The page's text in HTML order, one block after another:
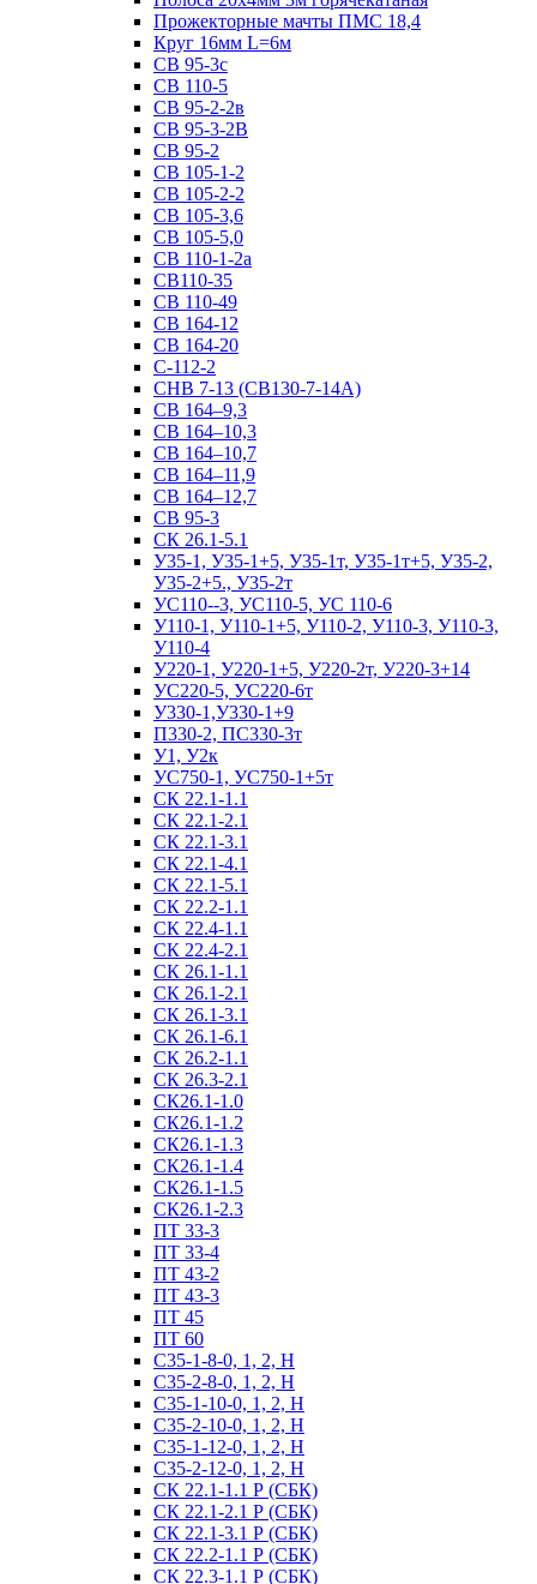
Прожекторные мачты ПМС 18,4
Круг 16мм L=6м
СВ 95-3с
СВ 110-5
СВ 95-2-2в
СВ 95-3-2В
СВ 95-2
СВ 105-1-2
СВ 105-2-2
СВ 105-3,6
СВ 105-5,0
СВ 110-1-2а
СВ110-35
СВ 110-49
СВ 164-12
СВ 164-20
С-112-2
СНВ 7-13 (СВ130-7-14А)
СВ 164–9,3
СВ 164–10,3
СВ 164–10,7
СВ 164–11,9
СВ 164–12,7
СВ 95-3
СК 26.1-5.1
У35-1, У35-1+5, У35-1т, У35-1т+5, У35-2,
У35-2+5., У35-2т
УС110--3, УС110-5, УС 110-6
У110-1, У110-1+5, У110-2, У110-3, У110-3,
У110-4
У220-1, У220-1+5, У220-2т, У220-3+14
УС220-5, УС220-6т
У330-1,У330-1+9
П330-2, ПС330-3т
У1, У2к
УС750-1, УС750-1+5т
СК 22.1-1.1
СК 22.1-2.1
СК 22.1-3.1
СК 22.1-4.1
СК 22.1-5.1
СК 22.2-1.1
СК 22.4-1.1
СК 22.4-2.1
СК 26.1-1.1
СК 26.1-2.1
СК 26.1-3.1
СК 26.1-6.1
СК 26.2-1.1
СК 26.3-2.1
СК26.1-1.0
СК26.1-1.2
СК26.1-1.3
СК26.1-1.4
СК26.1-1.5
СК26.1-2.3
ПТ 33-3
ПТ 33-4
ПТ 43-2
ПТ 43-3
ПТ 45
ПТ 60
С35-1-8-0, 1, 2, Н
С35-2-8-0, 1, 2, Н
С35-1-10-0, 1, 2, Н
С35-2-10-0, 1, 2, Н
С35-1-12-0, 1, 2, Н
С35-2-12-0, 1, 2, Н
СК 22.1-1.1 Р (СБК)
СК 22.1-2.1 Р (СБК)
СК 22.1-3.1 Р (СБК)
СК 22.2-1.1 Р (СБК)
СК 22.3-1.1 Р (СБК)